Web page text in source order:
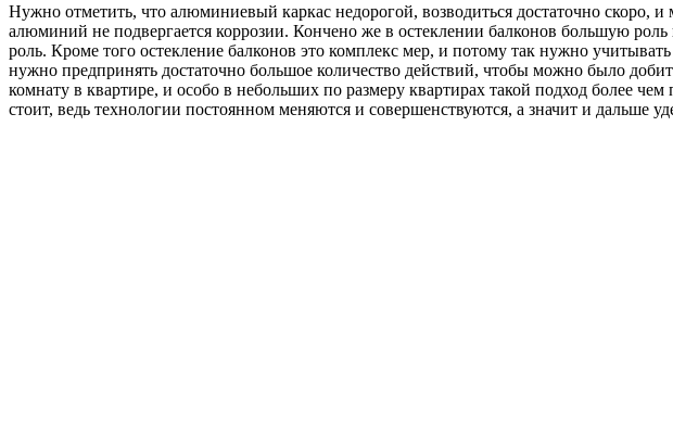
Нужно отметить, что алюминиевый каркас недорогой, возводиться достаточно скоро,
алюминий не подвергается коррозии. Кончено же в остеклении балконов большую
роль. Кроме того остекление балконов это комплекс мер, и потому так нужно
нужно предпринять достаточно большое количество действий, чтобы можно было
комнату в квартире, и особо в небольших по размеру квартирах такой подход более
стоит, ведь технологии постоянном меняются и совершенствуются, а значит и дальше